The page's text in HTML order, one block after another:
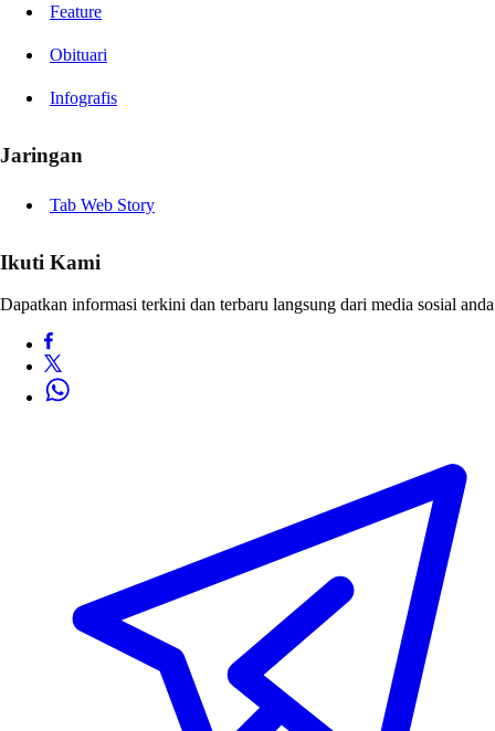
Feature
Obituari
Infografis
Jaringan
Tab Web Story
Ikuti Kami
Dapatkan informasi terkini dan terbaru langsung dari media sosial anda